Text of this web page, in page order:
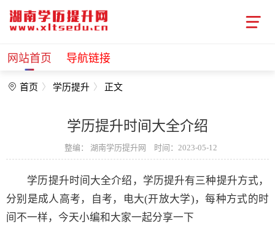
网站首页 导航链接
首页 学历提升 正文
学历提升时间大全介绍
整编： 湖南学历提升网 时间：2023-05-12
学历提升时间大全介绍，学历提升有三种提升方式，
分别是成人高考，自考，电大(开放大学)，每种方式的时
间不一样，今天小编和大家一起分享一下